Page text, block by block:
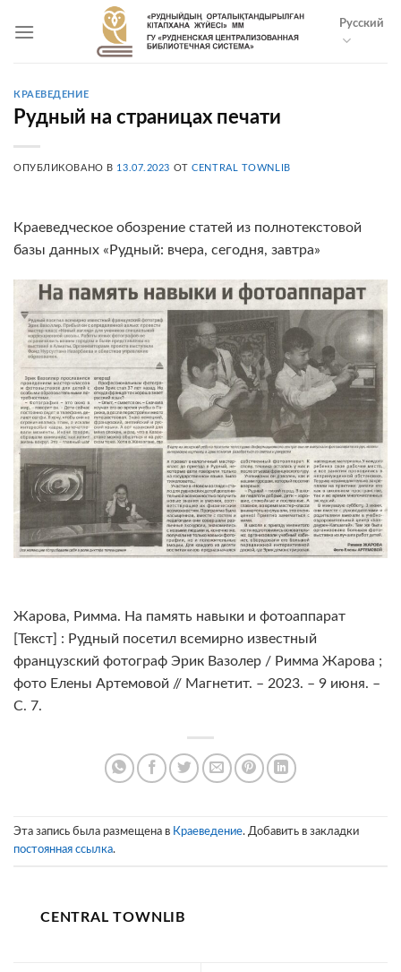
Русский
КРАЕВЕДЕНИЕ
Рудный на страницах печати
ОПУБЛИКОВАНО В 13.07.2023 ОТCENTRAL TOWNLIB
Краеведческое обозрение статей из полнотекстовой
базы данных «Рудный: вчера, сегодня, завтра»
Жарова, Римма. На память навыки и фотоаппарат
[Текст] : Рудный посетил всемирно известный
французский фотограф Эрик Вазолер / Римма Жарова ;
фото Елены Артемовой // Магнетит. – 2023. – 9 июня. –
С. 7.
Эта запись была размещена в Краеведение. Добавить в закладки
постоянная ссылка.
CENTRAL TOWNLIB